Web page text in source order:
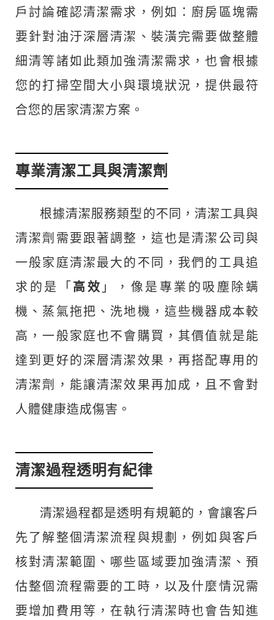
戶討論確認清潔需求，例如：廚房區塊需
要針對油汙深層清潔、裝潢完需要做整體
細清等諸如此類加強清潔需求，也會根據
您的打掃空間大小與環境狀況，提供最符
合您的居家清潔方案。
專業清潔工具與清潔劑
根據清潔服務類型的不同，清潔工具與
清潔劑需要跟著調整，這也是清潔公司與
一般家庭清潔最大的不同，我們的工具追
求的是「 高效 」，像是專業的吸塵除螨
機、蒸氣拖把、洗地機，這些機器成本較
高，一般家庭也不會購買，其價值就是能
達到更好的深層清潔效果，再搭配專用的
清潔劑，能讓清潔效果再加成，且不會對
人體健康造成傷害。
清潔過程透明有紀律
清潔過程都是透明有規範的，會讓客戶
先了解整個清潔流程與規劃，例如與客戶
核對清潔範圍、哪些區域要加強清潔、預
估整個流程需要的工時，以及什麼情況需
要增加費用等，在執行清潔時也會告知進